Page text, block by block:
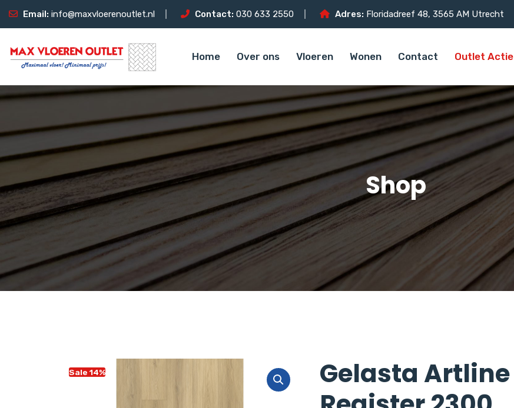
Email: info@maxvloerenoutlet.nl Contact: 030 633 2550 Adres: Floridadreef 48, 3565 AM Utrecht
Home Over ons Vloeren Wonen Contact Outlet Actie
Shop
Sale 14%
Gelasta Artline